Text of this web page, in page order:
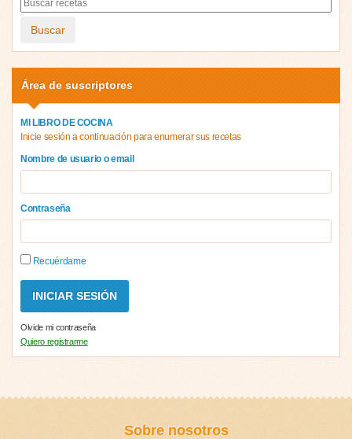
Buscar
Área de suscriptores
MI LIBRO DE COCINA
Inicie sesión a continuación para enumerar sus recetas
Nombre de usuario o email
Contraseña
Recuérdame
Olvide mi contraseña
Quiero registrarme
Sobre nosotros